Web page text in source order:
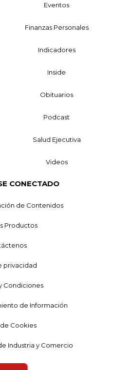
Eventos
Finanzas Personales
Indicadores
Inside
Obituarios
Podcast
Salud Ejecutiva
Videos
CONECTADO
de Contenidos
Productos
privacidad
Condiciones
de Información
Cookies
Industria y Comercio